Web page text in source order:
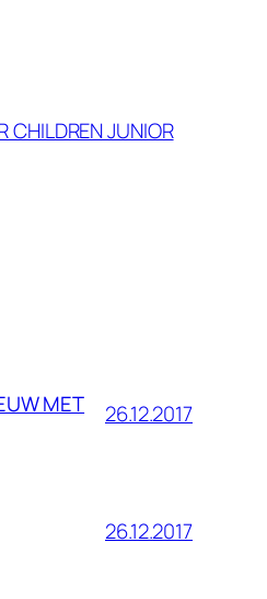
CHILDREN JUNIOR
MET 26.12.2017
26.12.2017